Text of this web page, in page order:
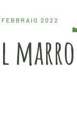
FEBBRAIO 2022